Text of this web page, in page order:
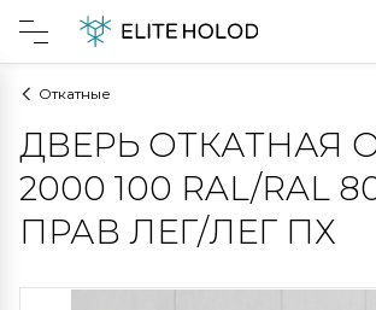
Откатные
ДВЕРЬ ОТКАТНАЯ
2000 100 RAL/RAL
ПРАВ ЛЕГ/ЛЕГ ПХ